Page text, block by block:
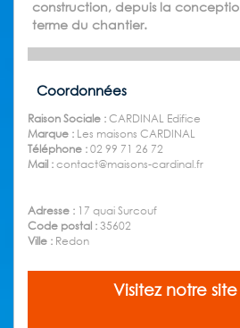
construction, depuis la
terme du chantier.
Coordonnées
Raison Sociale :CARDINAL Edifice
Marque : Les maisons CARDINAL
Téléphone :02 99 71 26 72
Mail :contact@maisons-cardinal.fr
Adresse : 17 quai Surcouf
Code postal :35602
Ville : Redon
Visitez notre